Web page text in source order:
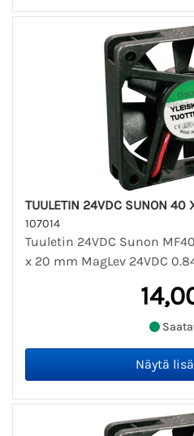
TUULETIN 24VDC SUNON
107014
Tuuletin 24VDC Sunon
x 20 mm MagLev 24VDC